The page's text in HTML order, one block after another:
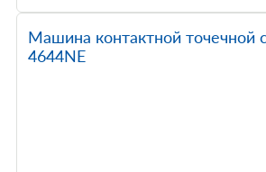
Машина контактной точечной
4644NE